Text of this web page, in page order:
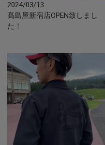
2024/03/13
髙島屋新宿店OPEN致しまし
た！